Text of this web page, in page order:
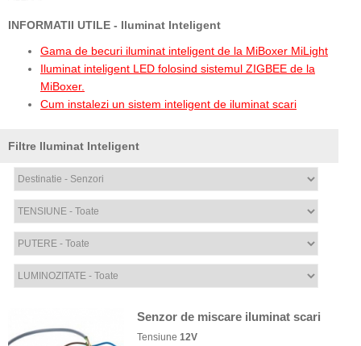
INFORMATII UTILE - Iluminat Inteligent
Gama de becuri iluminat inteligent de la MiBoxer MiLight
Iluminat inteligent LED folosind sistemul ZIGBEE de la
MiBoxer.
Cum instalezi un sistem inteligent de iluminat scari
Filtre Iluminat Inteligent
Senzor de miscare iluminat scari
Tensiune 12V